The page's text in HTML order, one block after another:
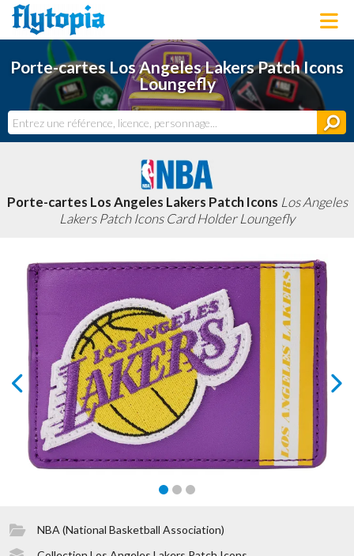
LOUNGEFLY
LICENCES
NOUVEAUTÉS
BONS PLANS
ACTUALITÉS
DERNIERS AJOUTS
Porte-cartes Los Angeles Lakers Patch Icons
Loungefly
Porte-cartes Los Angeles Lakers Patch Icons Los Angeles
Lakers Patch Icons Card Holder Loungefly
prev next
NBA (National Basketball Association)